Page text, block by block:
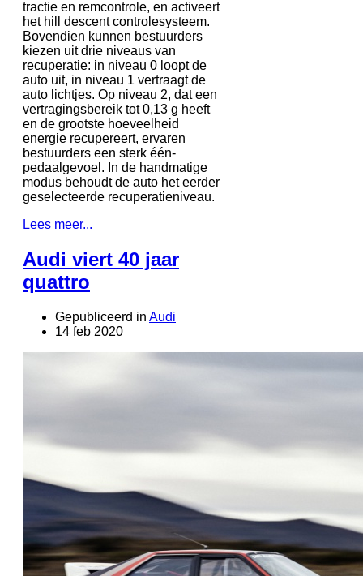
tractie en remcontrole, en activeert
het hill descent controlesysteem.
Bovendien kunnen bestuurders
kiezen uit drie niveaus van
recuperatie: in niveau 0 loopt de
auto uit, in niveau 1 vertraagt ​​de
auto lichtjes. Op niveau 2, dat een
vertragingsbereik tot 0,13 g heeft
en de grootste hoeveelheid
energie recupereert, ervaren
bestuurders een sterk één-
pedaalgevoel. In de handmatige
modus behoudt de auto het eerder
geselecteerde recuperatieniveau.
Lees meer...
Audi viert 40 jaar
quattro
Gepubliceerd in Audi
14 feb 2020